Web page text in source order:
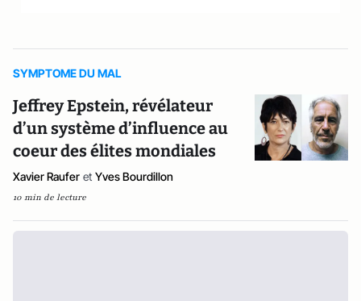
SYMPTOME DU MAL
Jeffrey Epstein, révélateur
d’un système d’influence au
coeur des élites mondiales
Xavier Raufer et Yves Bourdillon
10 min de lecture